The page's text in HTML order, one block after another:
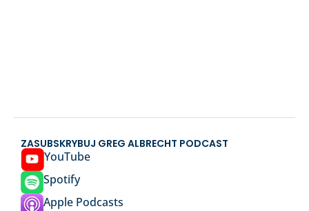
ZASUBSKRYBUJ GREG ALBRECHT PODCAST
YouTube
Spotify
Apple Podcasts